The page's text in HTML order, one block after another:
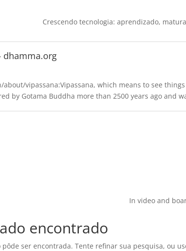
Crescendo tecnologia: aprendizado,
dhamma.org
about/vipassana:Vipassana, which means to see
by Gotama Buddha more than 2500 years ago and
In video and
encontrado
ser encontrada. Tente refinar sua pesquisa, ou